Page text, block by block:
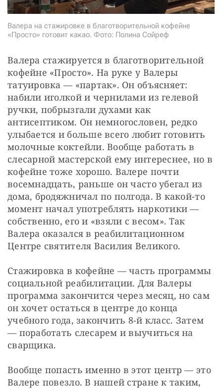
Валера на стажировке в благотворительной кофейне
«Просто» готовит какао. Фото: Полина Сойреф
Валера стажируется в благотворительной
кофейне «Просто». На руке у Валеры
татуировка — «партак». Он объясняет:
набили иголкой и чернилами из гелевой
ручки, побрызгали духами как
антисептиком. Он немногословен, редко
улыбается и больше всего любит готовить
молочные коктейли. Вообще работать в
слесарной мастерской ему интереснее, но в
кофейне тоже хорошо. Валере почти
восемнадцать, раньше он часто убегал из
дома, бродяжничал по полгода. В какой-то
момент начал употреблять наркотики —
собственно, его и «взяли с весом». Так
Валера оказался в реабилитационном
Центре святителя Василия Великого.
Стажировка в кофейне — часть программы
социальной реабилитации. Для Валеры
программа закончится через месяц, но сам
он хочет остаться в центре до конца
учебного года, закончить 8-й класс. Затем
— поработать слесарем и выучиться на
сварщика.
Вообще попасть именно в этот центр — это
Валере повезло. В нашей стране к таким,